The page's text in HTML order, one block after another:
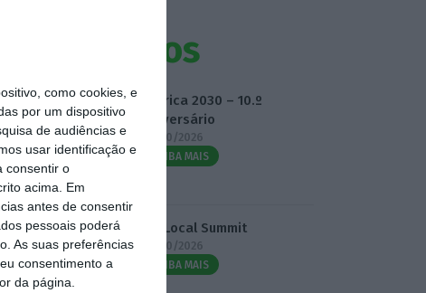
como cookies, e
por um dispositivo
de audiências e
usar identificação e
consentir o
acima. Em
antes de consentir
pessoais poderá
As suas preferências
consentimento a
da página.
Eventos
Fábrica 2030 – 10.º
Aniversário
14/10/2026
SAIBA MAIS
3.º Local Summit
07/10/2026
SAIBA MAIS